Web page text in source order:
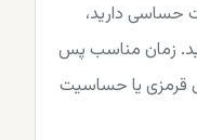
حساسی دارید،
زمان مناسب پس
قرمزی یا حساسیت